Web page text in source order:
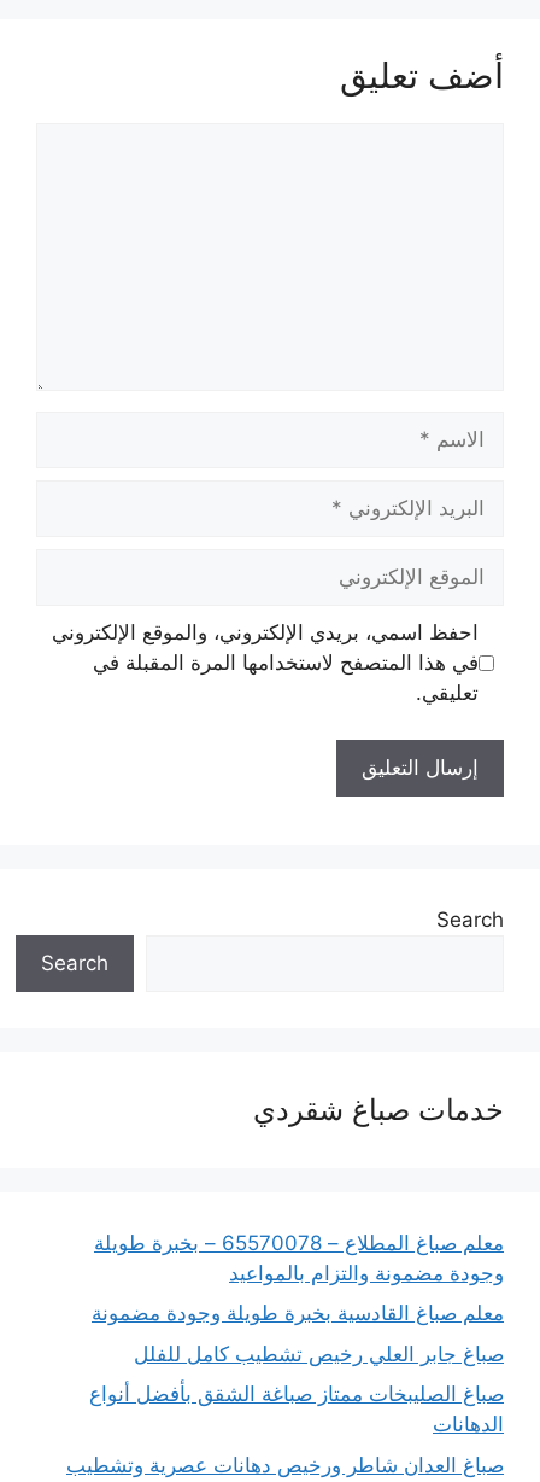
أضف تعليق
الاسم
البريد
الإلكتروني
الموقع
الإلكتروني
احفظ اسمي، بريدي الإلكتروني، والموقع الإلكتروني
في هذا المتصفح لاستخدامها المرة المقبلة في
تعليقي.
Search
Search
خدمات صباغ شقردي
معلم صباغ المطلاع – 65570078 – بخبرة طويلة
وجودة مضمونة والتزام بالمواعيد
معلم صباغ القادسية بخبرة طويلة وجودة مضمونة
صباغ جابر العلي رخيص تشطيب كامل للفلل
صباغ الصليبخات ممتاز صباغة الشقق بأفضل أنواع
الدهانات
صباغ العدان شاطر ورخيص دهانات عصرية وتشطيب